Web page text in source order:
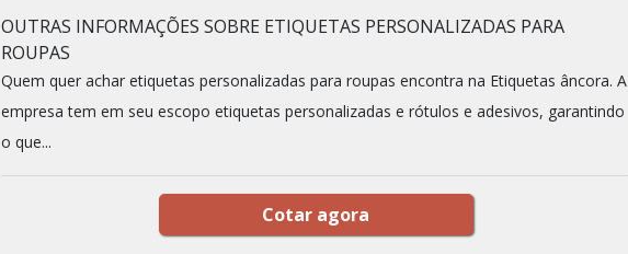
OUTRAS INFORMAÇÕES SOBRE ETIQUETAS PERSONALIZADAS PARA
ROUPAS
Quem quer achar etiquetas personalizadas para roupas encontra na Etiquetas âncora. A
empresa tem em seu escopo etiquetas personalizadas e rótulos e adesivos, garantindo
o que...
Cotar agora